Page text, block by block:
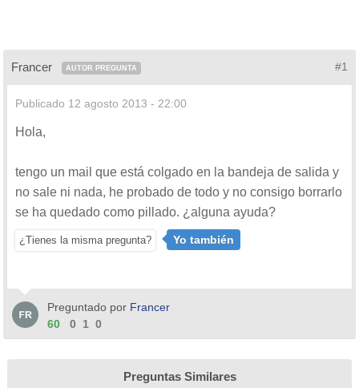
Francer AUTOR PREGUNTA #1
Publicado 12 agosto 2013 - 22:00
Hola,
tengo un mail que está colgado en la bandeja de salida y
no sale ni nada, he probado de todo y no consigo borrarlo
se ha quedado como pillado. ¿alguna ayuda?
¿Tienes la misma pregunta? Yo también
Preguntado por Francer
60
0 1 0
Preguntas Similares